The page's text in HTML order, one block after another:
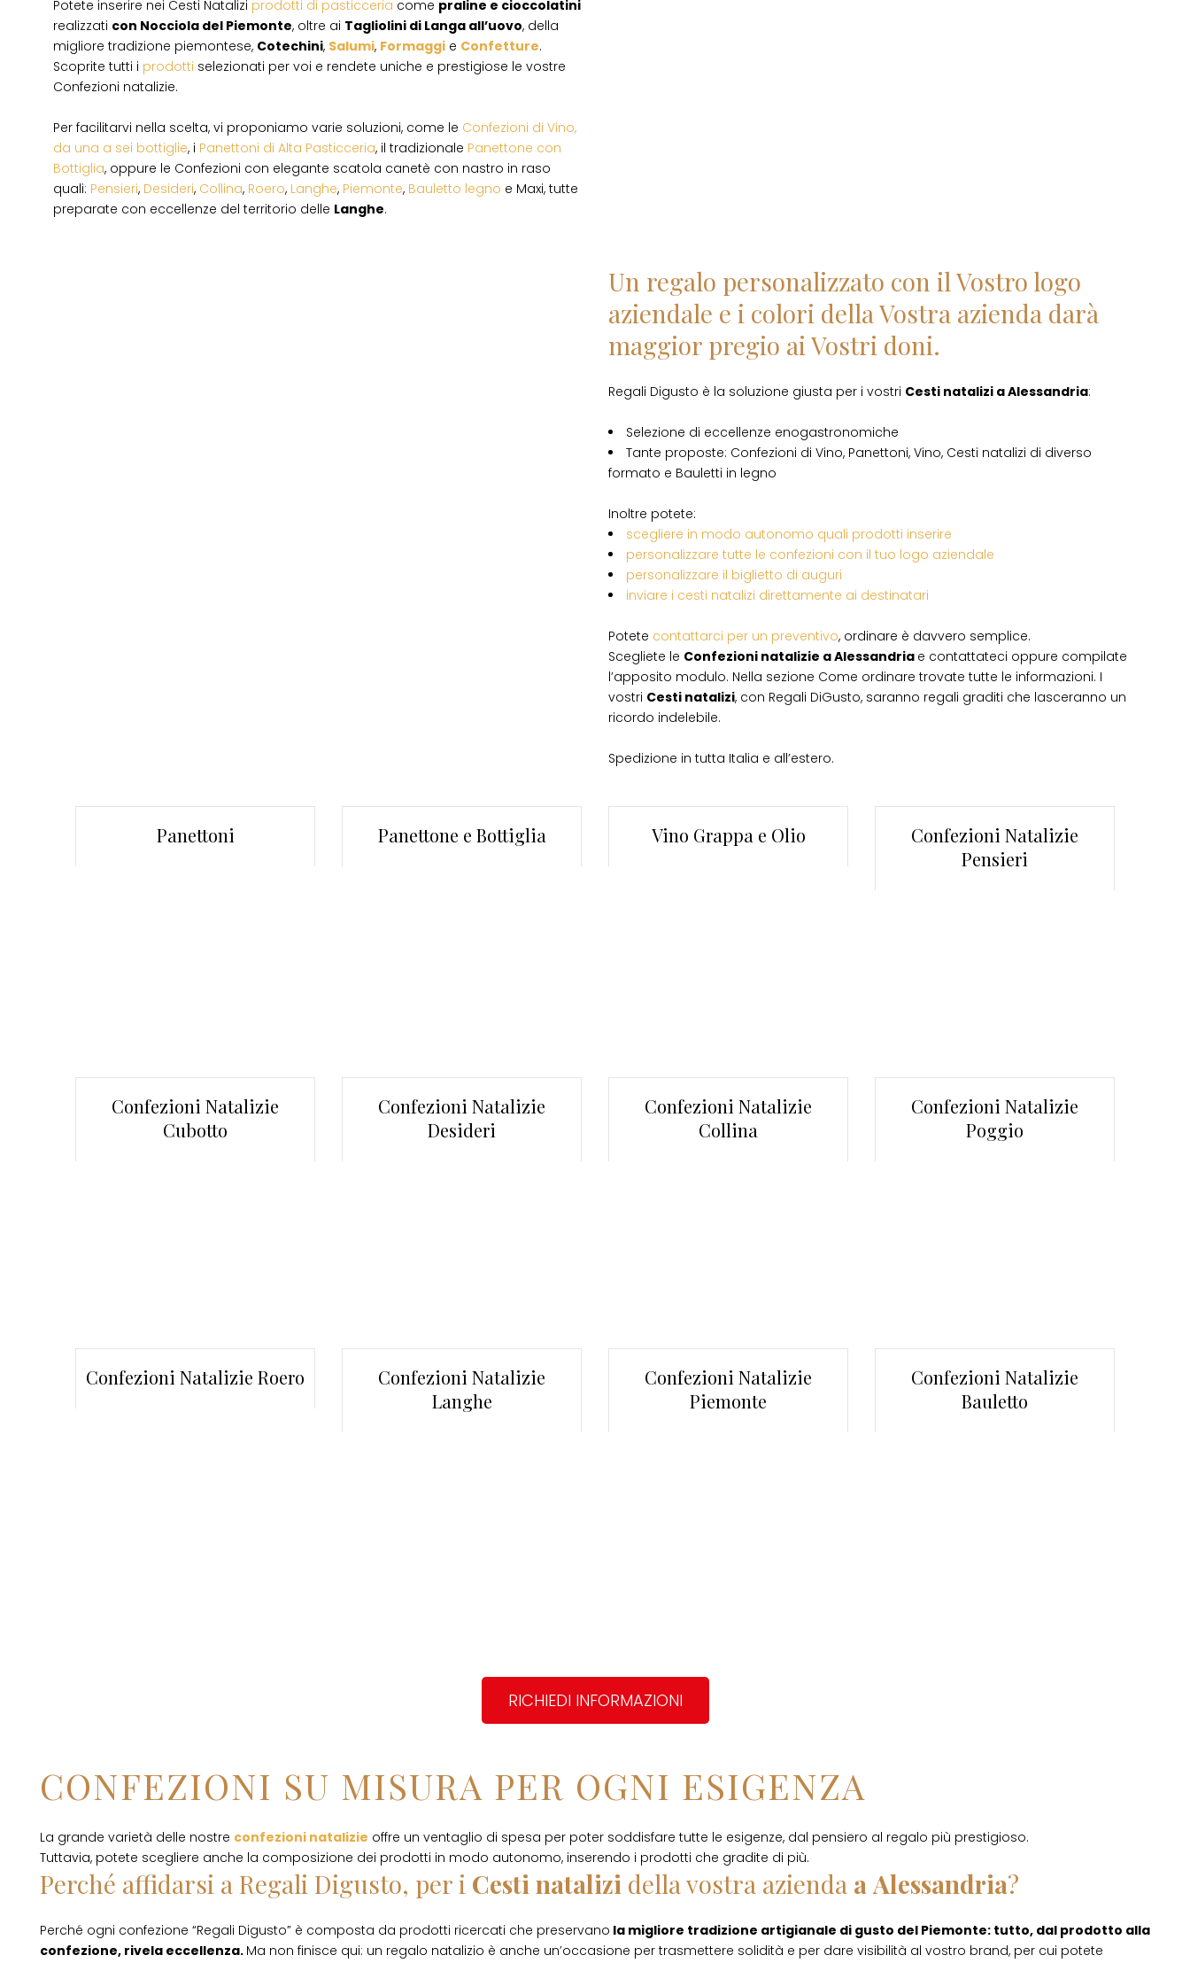
Potete inserire nei Cesti Natalizi prodotti di pasticceria come praline e cioccolatini
realizzati con Nocciola del Piemonte, oltre ai Tagliolini di Langa all’uovo, della
migliore tradizione piemontese, Cotechini, Salumi, Formaggi e Confetture.
Scoprite tutti i prodotti selezionati per voi e rendete uniche e prestigiose le vostre
Confezioni natalizie.
Per facilitarvi nella scelta, vi proponiamo varie soluzioni, come le Confezioni di Vino,
da una a sei bottiglie, i Panettoni di Alta Pasticceria, il tradizionale Panettone con
Bottiglia, oppure le Confezioni con elegante scatola canetè con nastro in raso
quali: Pensieri, Desideri, Collina, Roero, Langhe, Piemonte, Bauletto legno e Maxi, tutte
preparate con eccellenze del territorio delle Langhe.
Un regalo personalizzato con il Vostro logo
aziendale e i colori della Vostra azienda darà
maggior pregio ai Vostri doni.
Regali Digusto è la soluzione giusta per i vostri Cesti natalizi aAlessandria:
Selezione di eccellenze enogastronomiche
Tante proposte: Confezioni di Vino, Panettoni, Vino, Cesti natalizi di diverso
formato e Bauletti in legno
Inoltre potete:
scegliere in modo autonomo quali prodotti inserire
personalizzare tutte le confezioni con il tuo logo aziendale
personalizzare il biglietto di auguri
inviare i cesti natalizi direttamente ai destinatari
Potete contattarci per un preventivo, ordinare è davvero semplice.
Scegliete le Confezioni natalizie a Alessandria e contattateci oppure compilate
l’apposito modulo. Nella sezione Come ordinare trovate tutte le informazioni. I
vostri Cesti natalizi, con Regali DiGusto, saranno regali graditi che lasceranno un
ricordo indelebile.
Spedizione in tutta Italia e all’estero.
Panettoni Panettone e Bottiglia Vino Grappa e Olio
Confezioni Natalizie
Pensieri
Confezioni Natalizie
Cubotto
Confezioni Natalizie
Desideri
Confezioni Natalizie
Collina
Confezioni Natalizie
Poggio
Confezioni Natalizie Roero
Confezioni Natalizie
Langhe
Confezioni Natalizie
Piemonte
Confezioni Natalizie
Bauletto
RICHIEDI INFORMAZIONI
CONFEZIONI SU MISURA PER OGNI ESIGENZA
La grande varietà delle nostre confezioni natalizie offre un ventaglio di spesa per poter soddisfare tutte le esigenze, dal pensiero al regalo più prestigioso.
Tuttavia, potete scegliere anche la composizione dei prodotti in modo autonomo, inserendo i prodotti che gradite di più.
Perché affidarsi a Regali Digusto, per i Cesti natalizi della vostra azienda aAlessandria?
Perché ogni confezione “Regali Digusto” è composta da prodotti ricercati che preservano la migliore tradizione artigianale di gusto del Piemonte: tutto, dal prodotto alla
confezione, rivela eccellenza. Ma non finisce qui: un regalo natalizio è anche un’occasione per trasmettere solidità e per dare visibilità al vostro brand, per cui potete